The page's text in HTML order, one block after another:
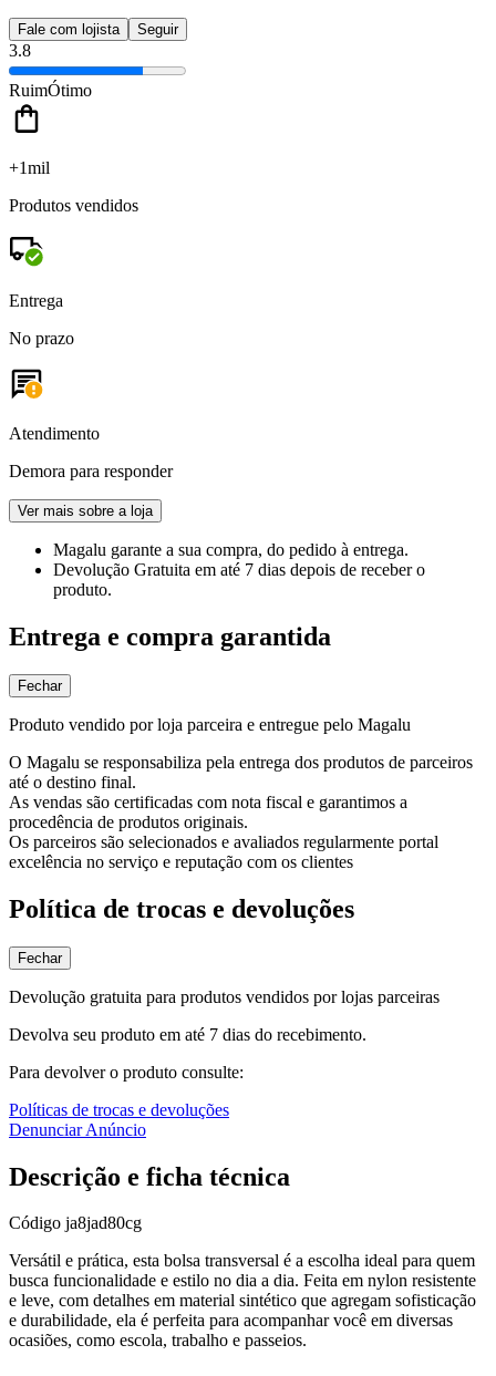
Fale com lojista Seguir
3.8
RuimÓtimo
+1mil
Produtos vendidos
Entrega
No prazo
Atendimento
Demora para responder
Ver mais sobre a loja
Magalu garante a sua compra, do pedido à entrega.
Devolução Gratuita em até 7 dias depois de receber o
produto.
Entrega e compra garantida
Fechar
Produto vendido por loja parceira e entregue pelo Magalu
O Magalu se responsabiliza pela entrega dos produtos de parceiros
até o destino final.
As vendas são certificadas com nota fiscal e garantimos a
procedência de produtos originais.
Os parceiros são selecionados e avaliados regularmente portal
excelência no serviço e reputação com os clientes
Política de trocas e devoluções
Fechar
Devolução gratuita para produtos vendidos por lojas parceiras
Devolva seu produto em até 7 dias do recebimento.
Para devolver o produto consulte:
Políticas de trocas e devoluções
Denunciar Anúncio
Descrição e ficha técnica
Código ja8jad80cg
Versátil e prática, esta bolsa transversal é a escolha ideal para quem
busca funcionalidade e estilo no dia a dia. Feita em nylon resistente
e leve, com detalhes em material sintético que agregam sofisticação
e durabilidade, ela é perfeita para acompanhar você em diversas
ocasiões, como escola, trabalho e passeios.